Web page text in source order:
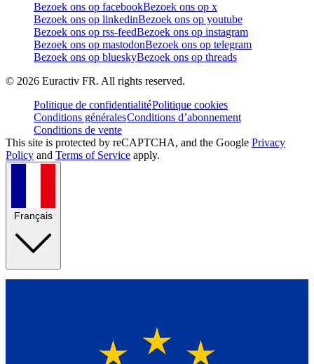
Bezoek ons op facebookBezoek ons op x
Bezoek ons op linkedinBezoek ons op youtube
Bezoek ons op rss-feedBezoek ons op instagram
Bezoek ons op mastodonBezoek ons op telegram
Bezoek ons op blueskyBezoek ons op threads
© 2026 Euractiv FR. All rights reserved.
Politique de confidentialitéPolitique cookies
Conditions généralesConditions d’abonnement
Conditions de vente
This site is protected by reCAPTCHA, and the Google Privacy
Policy and Terms of Service apply.
Français